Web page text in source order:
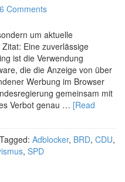
6 Comments
um aktuelle
Eine zuverlässige
ist die Verwendung
die die Anzeige von über
Werbung im Browser
gemeinsam mit
Verbot genau … [Read
Tagged: Adblocker, BRD, CDU,
, SPD